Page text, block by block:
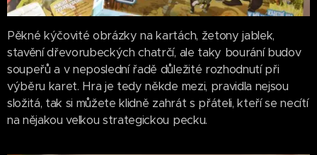
Pěkné kýčovité obrázky na kartách, žetony jablek,
stavění dřevorubeckých chatrčí, ale taky bourání budov
soupeřů a v neposlední řadě důležité rozhodnutí při
výběru karet. Hra je tedy někde mezi, pravidla nejsou
složitá, tak si můžete klidně zahrát s přáteli, kteří se necítí
na nějakou velkou strategickou pecku.